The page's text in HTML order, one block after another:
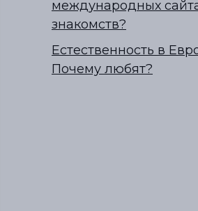
международных
знакомств?
Естественность в
Почему любят?